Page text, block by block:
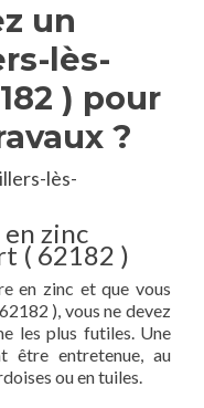
un
lès-
) pour
?
lès-
zinc
( 62182 )
en zinc et que vous
), vous ne devez
les plus futiles. Une
être entretenue, au
ou en tuiles.